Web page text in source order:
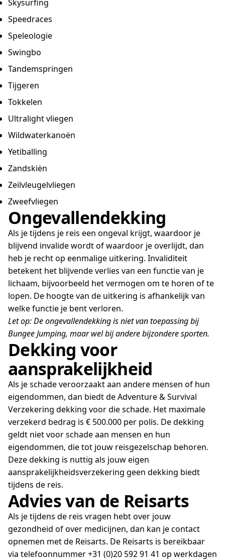
Skysurfing
Speedraces
Speleologie
Swingbo
Tandemspringen
Tijgeren
Tokkelen
Ultralight vliegen
Wildwaterkanoën
Yetiballing
Zandskiën
Zeilvleugelvliegen
Zweefvliegen
Ongevallendekking
Als je tijdens je reis een ongeval krijgt, waardoor je
blijvend invalide wordt of waardoor je overlijdt, dan
heb je recht op eenmalige uitkering. Invaliditeit
betekent het blijvende verlies van een functie van je
lichaam, bijvoorbeeld het vermogen om te horen of te
lopen. De hoogte van de uitkering is afhankelijk van
welke functie je bent verloren.
Let op: De ongevallendekking is niet van toepassing bij
Bungee Jumping, maar wel bij andere bijzondere sporten.
Dekking voor
aansprakelijkheid
Als je schade veroorzaakt aan andere mensen of hun
eigendommen, dan biedt de Adventure & Survival
Verzekering dekking voor die schade. Het maximale
verzekerd bedrag is € 500.000 per polis. De dekking
geldt niet voor schade aan mensen en hun
eigendommen, die tot jouw reisgezelschap behoren.
Deze dekking is nuttig als jouw eigen
aansprakelijkheidsverzekering geen dekking biedt
tijdens de reis.
Advies van de Reisarts
Als je tijdens de reis vragen hebt over jouw
gezondheid of over medicijnen, dan kan je contact
opnemen met de Reisarts. De Reisarts is bereikbaar
via telefoonnummer +31 (0)20 592 91 41 op werkdagen